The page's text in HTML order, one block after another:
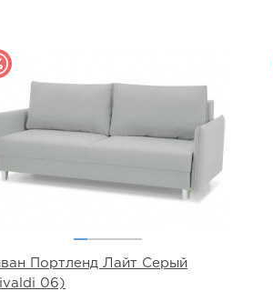
Портленд Лайт Серый
06)